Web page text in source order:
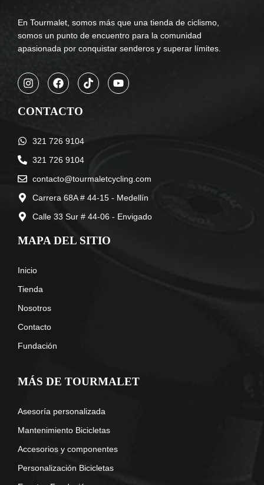
En Tourmalet, somos más que una tienda de ciclismo,
somos un punto de encuentro para la comunidad
apasionada por conquistar senderos y superar límites.
CONTACTO
321 726 9104
321 726 9104
contacto@tourmaletcycling.com
Carrera 68A # 44-15 - Medellín
Calle 33 Sur # 44-06 - Envigado
MAPA DEL SITIO
Inicio
Tienda
Nosotros
Contacto
Fundación
MÁS DE TOURMALET
Asesoría personalizada
Mantenimiento Bicicletas
Accesorios y componentes
Personalización Bicicletas